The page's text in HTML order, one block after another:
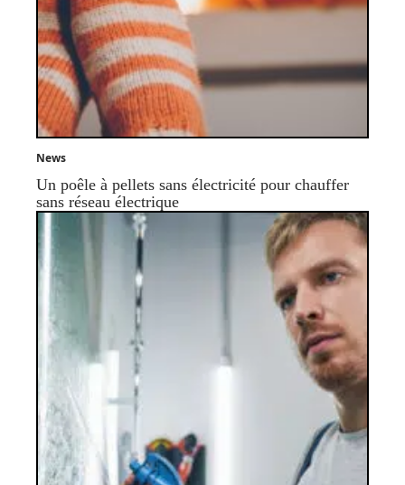
News
Un poêle à pellets sans électricité pour chauffer
sans réseau électrique